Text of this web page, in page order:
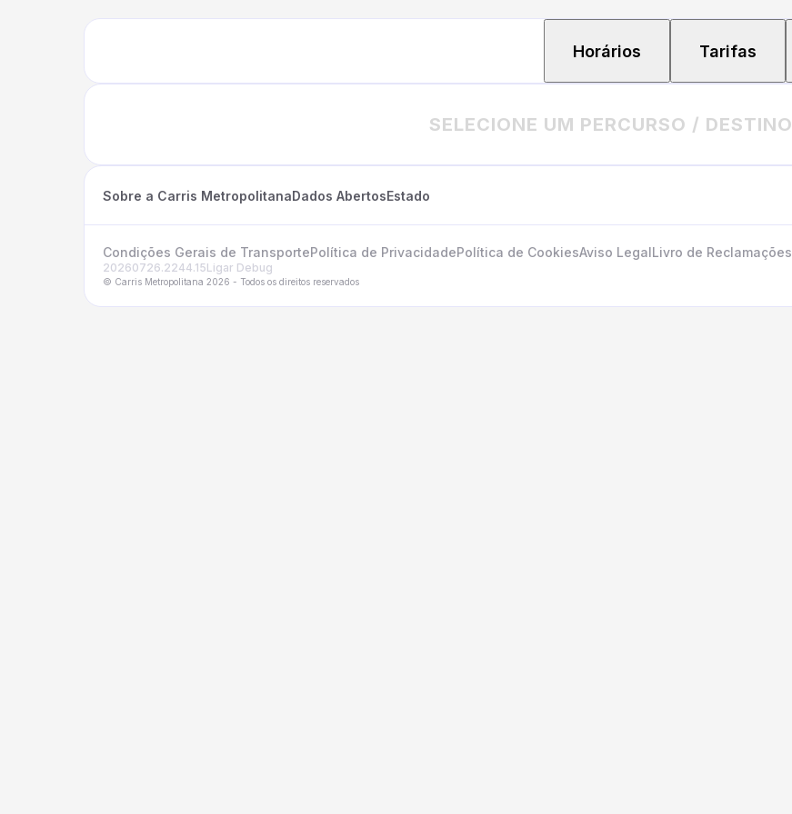
Horários Tarifas
SELECIONE UM PERCURSO / DESTINO
Sobre a Carris MetropolitanaDados AbertosEstado
Condições Gerais de TransportePolítica de PrivacidadePolítica de CookiesAviso LegalLivro de Reclamações
20260726.2244.15Ligar Debug
© Carris Metropolitana 2026 - Todos os direitos reservados